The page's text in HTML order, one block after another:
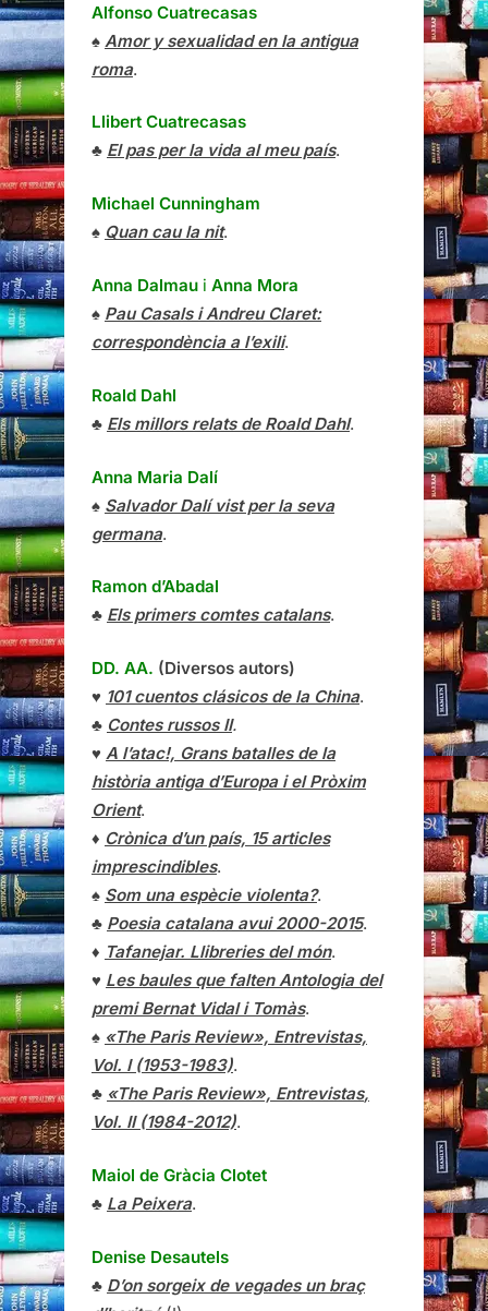
Alfonso Cuatrecasas
♠ Amor y sexualidad en la antigua
roma.
Llibert Cuatrecasas
♣ El pas per la vida al meu país.
Michael Cunningham
♠ Quan cau la nit.
Anna Dalmau i Anna Mora
♠ Pau Casals i Andreu Claret:
correspondència a l’exili.
Roald Dahl
♣ Els millors relats de Roald Dahl.
Anna Maria Dalí
♠ Salvador Dalí vist per la seva
germana.
Ramon d’Abadal
♣ Els primers comtes catalans.
DD. AA. (Diversos autors)
♥ 101 cuentos clásicos de la China.
♣ Contes russos II.
♥ A l’atac!, Grans batalles de la
història antiga d’Europa i el Pròxim
Orient.
♦ Crònica d’un país, 15 articles
imprescindibles.
♠ Som una espècie violenta?.
♣ Poesia catalana avui 2000-2015.
♦ Tafanejar. Llibreries del món.
♥ Les baules que falten Antologia del
premi Bernat Vidal i Tomàs.
♠ «The Paris Review», Entrevistas,
Vol. I (1953-1983).
♣ «The Paris Review», Entrevistas,
Vol. II (1984-2012).
Maiol de Gràcia Clotet
♣ La Peixera.
Denise Desautels
♣ D’on sorgeix de vegades un braç